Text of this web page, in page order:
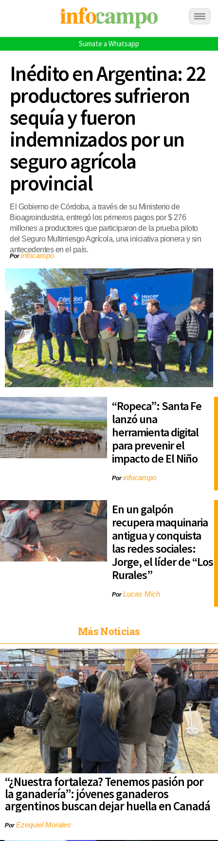
Sumate a Whatsapp
Inédito en Argentina: 22
productores sufrieron
sequía y fueron
indemnizados por un
seguro agrícola
provincial
El Gobierno de Córdoba, a través de su Ministerio de
Bioagroindustria, entregó los primeros pagos por $ 276
millones a productores que participaron de la prueba piloto
del Seguro Multirriesgo Agrícola, una iniciativa pionera y sin
antecedentes en el país.
Porinfocampo
“Ropeca”: Santa Fe
lanzó una
herramienta digital
para prevenir el
impacto de El Niño
Porinfocampo
En un galpón
recupera maquinaria
antigua y conquista
las redes sociales:
Jorge, el líder de “Los
Rurales”
PorLucas Mich
Más Noticias
“¿Nuestra fortaleza? Tenemos pasión por
la ganadería”: jóvenes ganaderos
argentinos buscan dejar huella en Canadá
PorEzequiel Morales